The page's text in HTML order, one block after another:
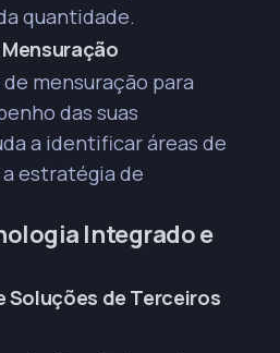
quantidade.
mensuração para
das suas
a identificar áreas de
estratégia de
Integrado e
Soluções de Terceiros